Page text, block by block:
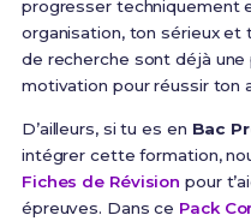
progresser techniquement
organisation, ton sérieux
de recherche sont déjà
motivation pour réussir ton
D’ailleurs, si tu es en Bac
intégrer cette formation,
Fiches de Révision pour
épreuves. Dans ce Pack